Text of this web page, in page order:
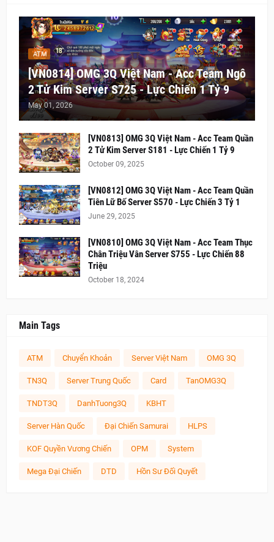
ATM
[VN0814] OMG 3Q Việt Nam - Acc Team Ngô
2 Tử Kim Server S725 - Lực Chiến 1 Tỷ 9
May 01, 2026
[VN0813] OMG 3Q Việt Nam - Acc Team Quần
2 Tử Kim Server S181 - Lực Chiến 1 Tỷ 9
October 09, 2025
[VN0812] OMG 3Q Việt Nam - Acc Team Quần
Tiên Lữ Bố Server S570 - Lực Chiến 3 Tỷ 1
June 29, 2025
[VN0810] OMG 3Q Việt Nam - Acc Team Thục
Chân Triệu Vân Server S755 - Lực Chiến 88
Triệu
October 18, 2024
Main Tags
ATM Chuyển Khoản Server Việt Nam OMG 3Q
TN3Q Server Trung Quốc Card TanOMG3Q
TNDT3Q DanhTuong3Q KBHT
Server Hàn Quốc Đại Chiến Samurai HLPS
KOF Quyền Vương Chiến OPM System
Mega Đại Chiến DTD Hồn Sư Đối Quyết